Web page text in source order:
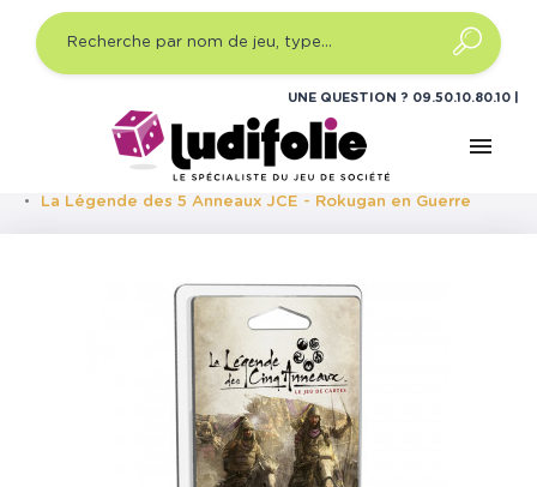
UNE QUESTION ? 09.50.10.80.10
menu
Jeux de cartes Jeux de cartes évolutifs
La
Légende des Cinq Anneaux (L5R)
Cycle 04 : Domination
La Légende des 5 Anneaux JCE - Rokugan en Guerre